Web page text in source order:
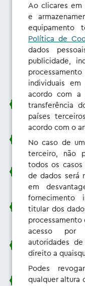
O que
Comunica
Descontos,
Acesso
A capacidade
produtos
Um olhar por
utilizadores
E, claro, o
Ao clicares em
e
equipamento
Política de
dados
publicidade,
individuais
acordo com a
transferência
países
acordo com o
No caso de
terceiro, não
todos os
de dados será
em
fornecimento
titular dos
processamento
acesso por
autoridades
direito a
Podes
qualquer altura